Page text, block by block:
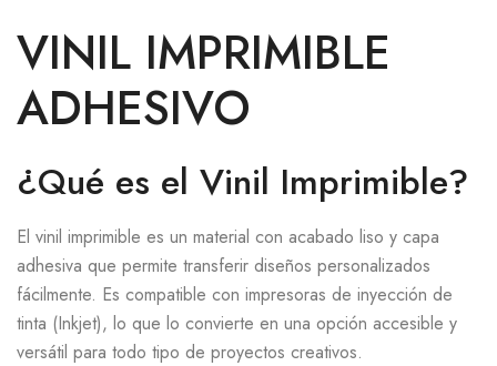
VINIL IMPRIMIBLE
ADHESIVO
¿Qué es el Vinil Imprimible?
El vinil imprimible es un material con acabado liso y capa
adhesiva que permite transferir diseños personalizados
fácilmente. Es compatible con impresoras de inyección de
tinta (Inkjet), lo que lo convierte en una opción accesible y
versátil para todo tipo de proyectos creativos.